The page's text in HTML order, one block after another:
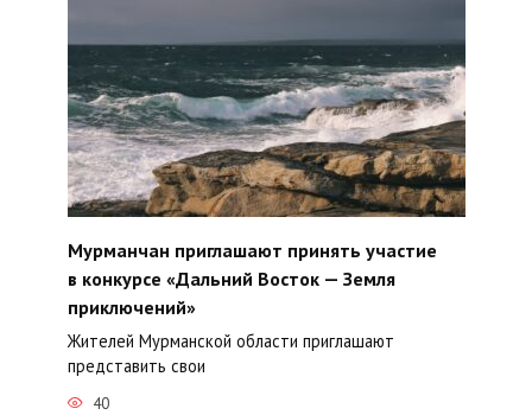
Мурманчан приглашают принять участие
в конкурсе «Дальний Восток — Земля
приключений»
Жителей Мурманской области приглашают
представить свои
40